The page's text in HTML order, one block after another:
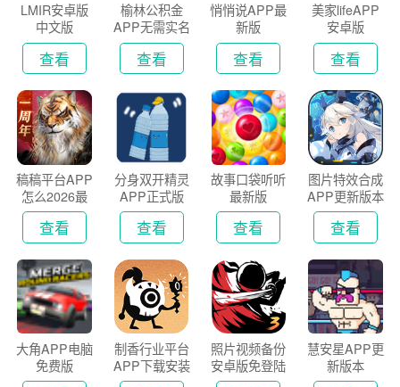
LMIR安卓版
中文版
查看
榆林公积金
APP无需实名
认证版
查看
悄悄说APP最
新版
查看
美家lifeAPP
安卓版
查看
稿稿平台APP
怎么2026最
新版
查看
分身双开精灵
APP正式版
查看
故事口袋听听
最新版
查看
图片特效合成
APP更新版本
2026
查看
大角APP电脑
免费版
制香行业平台
APP下载安装
2026
照片视频备份
安卓版免登陆
版
慧安星APP更
新版本